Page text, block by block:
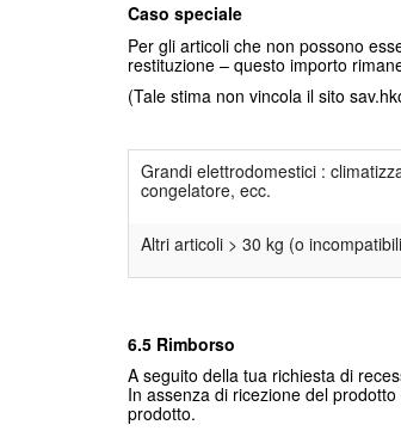
Caso speciale
Per gli articoli che non possono
restituzione – questo importo
(Tale stima non vincola il sito
Grandi elettrodomestici :
congelatore, ecc.
Altri articoli > 30 kg (o
6.5 Rimborso
A seguito della tua richiesta di
In assenza di ricezione del
prodotto.